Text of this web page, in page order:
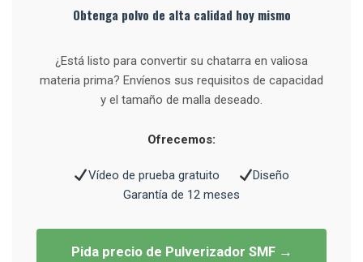
Obtenga polvo de alta calidad hoy mismo
¿Está listo para convertir su chatarra en valiosa
materia prima? Envíenos sus requisitos de capacidad
y el tamaño de malla deseado.
Ofrecemos:
Vídeo de prueba gratuito
Diseño
Garantía de 12 meses
Pida precio de Pulverizador SMF →